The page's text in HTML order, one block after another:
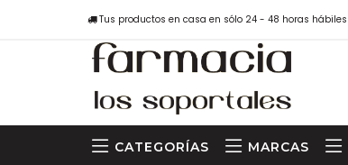
Tus productos en casa en sólo 24 - 48 horas hábiles
CATEGORÍAS MARCAS